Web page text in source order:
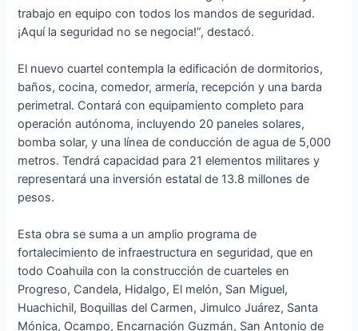
trabajo en equipo con todos los mandos de seguridad.
¡Aquí la seguridad no se negocia!”, destacó.
El nuevo cuartel contempla la edificación de dormitorios,
baños, cocina, comedor, armería, recepción y una barda
perimetral. Contará con equipamiento completo para
operación autónoma, incluyendo 20 paneles solares,
bomba solar, y una línea de conducción de agua de 5,000
metros. Tendrá capacidad para 21 elementos militares y
representará una inversión estatal de 13.8 millones de
pesos.
Esta obra se suma a un amplio programa de
fortalecimiento de infraestructura en seguridad, que en
todo Coahuila con la construcción de cuarteles en
Progreso, Candela, Hidalgo, El melón, San Miguel,
Huachichil, Boquillas del Carmen, Jimulco Juárez, Santa
Mónica, Ocampo, Encarnación Guzmán, San Antonio de